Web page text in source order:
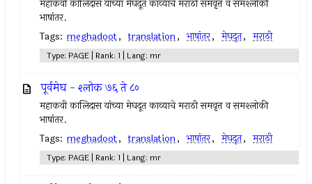
महाकवी कालिदास यांच्या मेघदूत काव्याचे मराठी समवृत्त व समश्लोकी
भाषांतर.
Tags: meghadoot, translation, भाषांतर, मेघदूत, मराठी
Type: PAGE | Rank: 1 | Lang: mr
पूर्वमेघ - श्लोक ७६ ते ८०
महाकवी कालिदास यांच्या मेघदूत काव्याचे मराठी समवृत्त व समश्लोकी
भाषांतर.
Tags: meghadoot, translation, भाषांतर, मेघदूत, मराठी
Type: PAGE | Rank: 1 | Lang: mr